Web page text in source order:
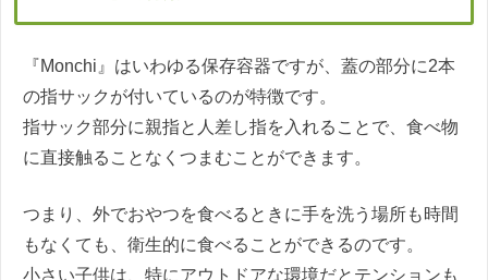
『Monchi』はいわゆる保存容器ですが、蓋の部分に2本
の指サックが付いているのが特徴です。
指サック部分に親指と人差し指を入れることで、食べ物
に直接触ることなくつまむことができます。
つまり、外でおやつを食べるときに手を洗う場所も時間
もなくても、衛生的に食べることができるのです。
小さい子供は、特にアウトドアな環境だとテンションも